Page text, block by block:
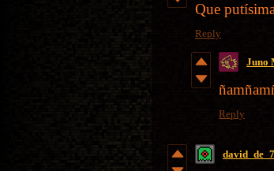
Que
Reply
Juno
Reply